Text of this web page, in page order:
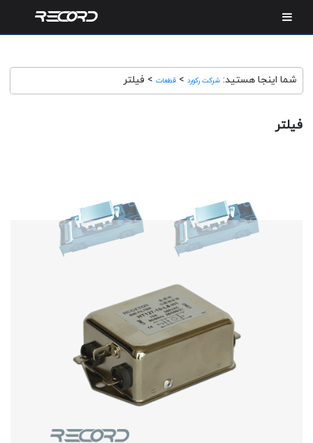
شما اینجا هستید: شرکت رکورد > قطعات > فیلتر
فیلتر